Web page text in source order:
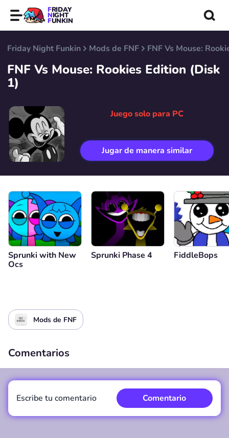
FRIDAY
NIGHT
FUNKIN
Friday Night Funkin Mods de FNF FNF Vs Mouse:
FNF Vs Mouse: Rookies Edition (Disk
1)
Juego solo para PC
Jugar de manera similar
Sprunki with New
Ocs
Sprunki Phase 4 FiddleBops
Mods de FNF
Comentarios
Escribe tu comentario Comentario